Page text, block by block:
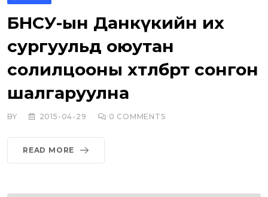
БНСУ-ын Данкүкийн их
сургуульд оюутан
солилцооны хөтөлбөрт сонгон
шалгаруулна
BY 2015-04-29 0 COMMENTS
READ MORE